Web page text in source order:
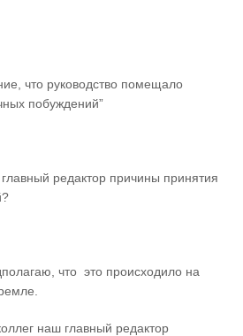
что руководство помещало
побуждений”
редактор причины принятия
что это происходило на
наш главный редактор